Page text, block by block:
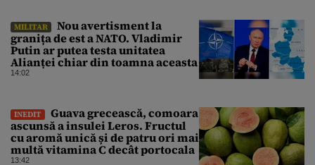
MILITAR
Nou avertisment la
granița de est a NATO. Vladimir
Putin ar putea testa unitatea
Alianței chiar din toamna aceasta
14:02
INEDIT
Guava grecească, comoara
ascunsă a insulei Leros. Fructul
cu aromă unică și de patru ori mai
multă vitamina C decât portocala
13:42